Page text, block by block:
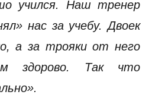
учился. Наш тренер
нас за учебу. Двоек
а за трояки от него
здорово. Так что